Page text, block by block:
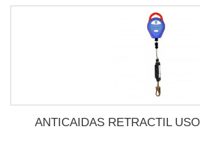
ANTICAIDAS RETRACTIL